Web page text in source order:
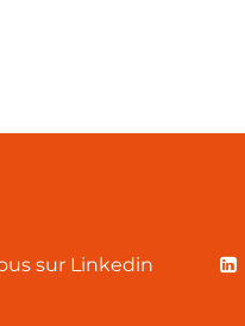
sur Linkedin